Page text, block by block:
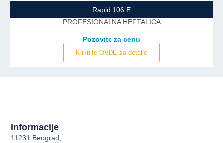
Rapid 106 E
PROFESIONALNA HEFTALICA
Pozovite za cenu
Kliknite OVDE za detalje
Informacije
11231 Beograd,